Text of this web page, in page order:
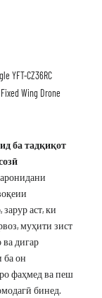
ба тадқиқот
аст, ки
муҳити зист
ва дигар
ба он
фаҳмед ва пеш
бинед.